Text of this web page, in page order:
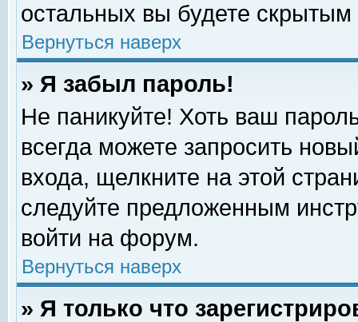
остальных вы будете скрытым
Вернуться наверх
» Я забыл пароль!
Не паникуйте! Хоть ваш
всегда можете запросить
входа, щелкните на этой
следуйте предложенным
войти на форум.
Вернуться наверх
» Я только что